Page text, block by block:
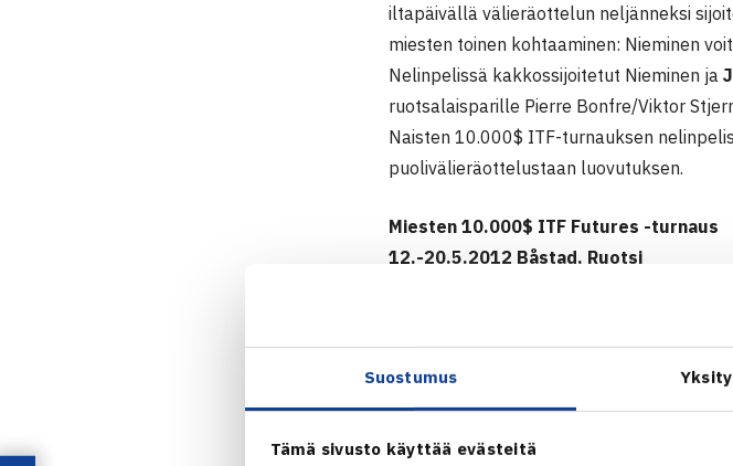
Suostumus
Tämä sivusto käyttää evästeitä
iltapäivällä välieräottelun neljänneksi
miesten toinen kohtaaminen: Nieminen
Nelinpelissä kakkossijoitetut Nieminen ja
ruotsalaisparille Pierre Bonfre/Viktor
Naisten 10.000$ ITF-turnauksen
puolivälieräottelustaan luovutuksen.
Miesten 10.000$ ITF Futures -turnaus
12.-20.5.2012 Båstad, Ruotsi
Puolivälieriä: Nieminen – Mathias
Nelinpeli
Puolivälieriä: Nieminen/Jesper Saarni (2.)
Välieriä: Pierre Bonfre/Viktor Stjern Ruotsi